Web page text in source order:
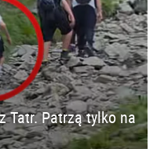
Tatr. Patrzą tylko na